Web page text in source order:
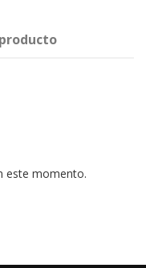
este momento.